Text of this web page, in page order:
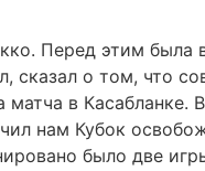
Перед этим была
сказал о том, что
в Касабланке.
нам Кубок
было две